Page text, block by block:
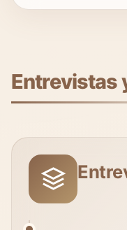
Entrevistas